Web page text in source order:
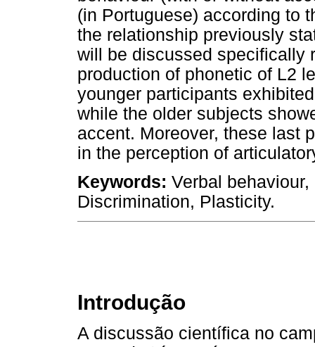
(in Portuguese) according to
the relationship previously
will be discussed specifically
production of phonetic of L2
younger participants
while the older subjects
accent. Moreover, these last
in the perception of
Keywords: Verbal
Discrimination, Plasticity.
Introdução
A discussão científica no